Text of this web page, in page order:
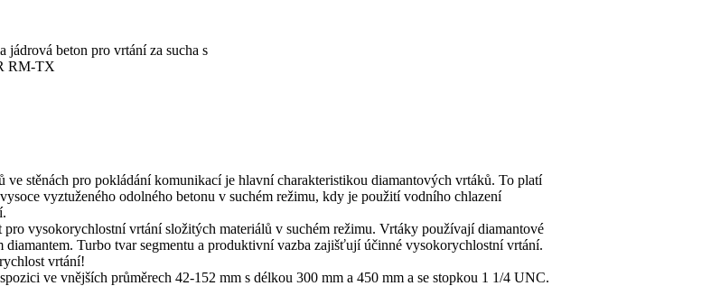
jádrová beton pro vrtání za sucha s
RM-TX
ve stěnách pro pokládání komunikací je hlavní charakteristikou diamantových vrtáků. To platí
vyztuženého odolného betonu v suchém režimu, kdy je použití vodního chlazení
vysokorychlostní vrtání složitých materiálů v suchém režimu. Vrtáky používají diamantové
diamantem. Turbo tvar segmentu a produktivní vazba zajišťují účinné vysokorychlostní vrtání.
vrtání!
ve vnějších průměrech 42-152 mm s délkou 300 mm a 450 mm a se stopkou 1 1/4 UNC.